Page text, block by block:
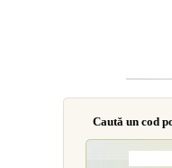
Caută un cod